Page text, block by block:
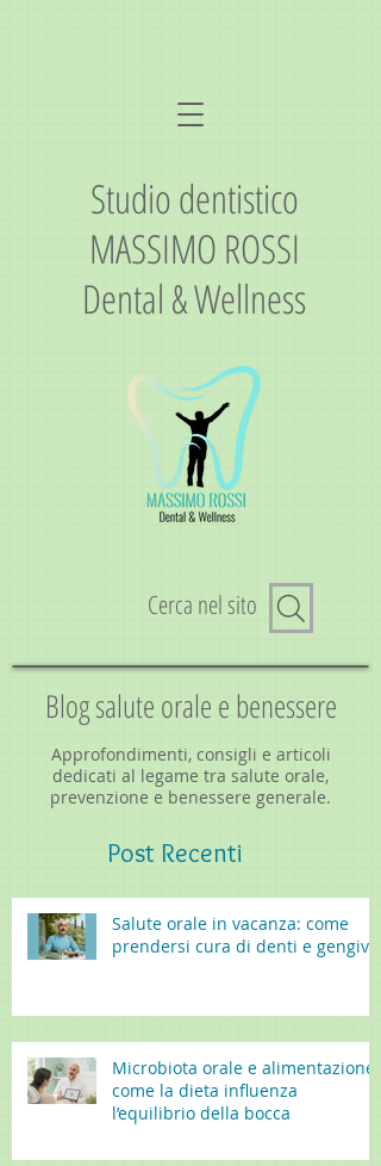
Studio dentistico
MASSIMO ROSSI
Dental & Wellness
Cerca nel sito
Blog salute orale e benessere
Approfondimenti, consigli e articoli
dedicati al legame tra salute orale,
prevenzione e benessere generale.
Post Recenti
Salute orale in vacanza: come
prendersi cura di denti e gengive
Microbiota orale e alimentazione:
come la dieta influenza
l’equilibrio della bocca